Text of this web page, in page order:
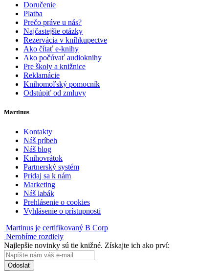
Doručenie
Platba
Prečo práve u nás?
Najčastejšie otázky
Rezervácia v kníhkupectve
Ako čítať e-knihy
Ako počúvať audioknihy
Pre školy a knižnice
Reklamácie
Knihomoľský pomocník
Odstúpiť od zmluvy
Martinus
Kontakty
Náš príbeh
Náš blog
Knihovrátok
Partnerský systém
Pridaj sa k nám
Marketing
Náš labák
Prehlásenie o cookies
Vyhlásenie o prístupnosti
Martinus je certifikovaný B Corp
Nerobíme rozdiely
Najlepšie novinky sú tie knižné. Získajte ich ako prví:
Odoslať